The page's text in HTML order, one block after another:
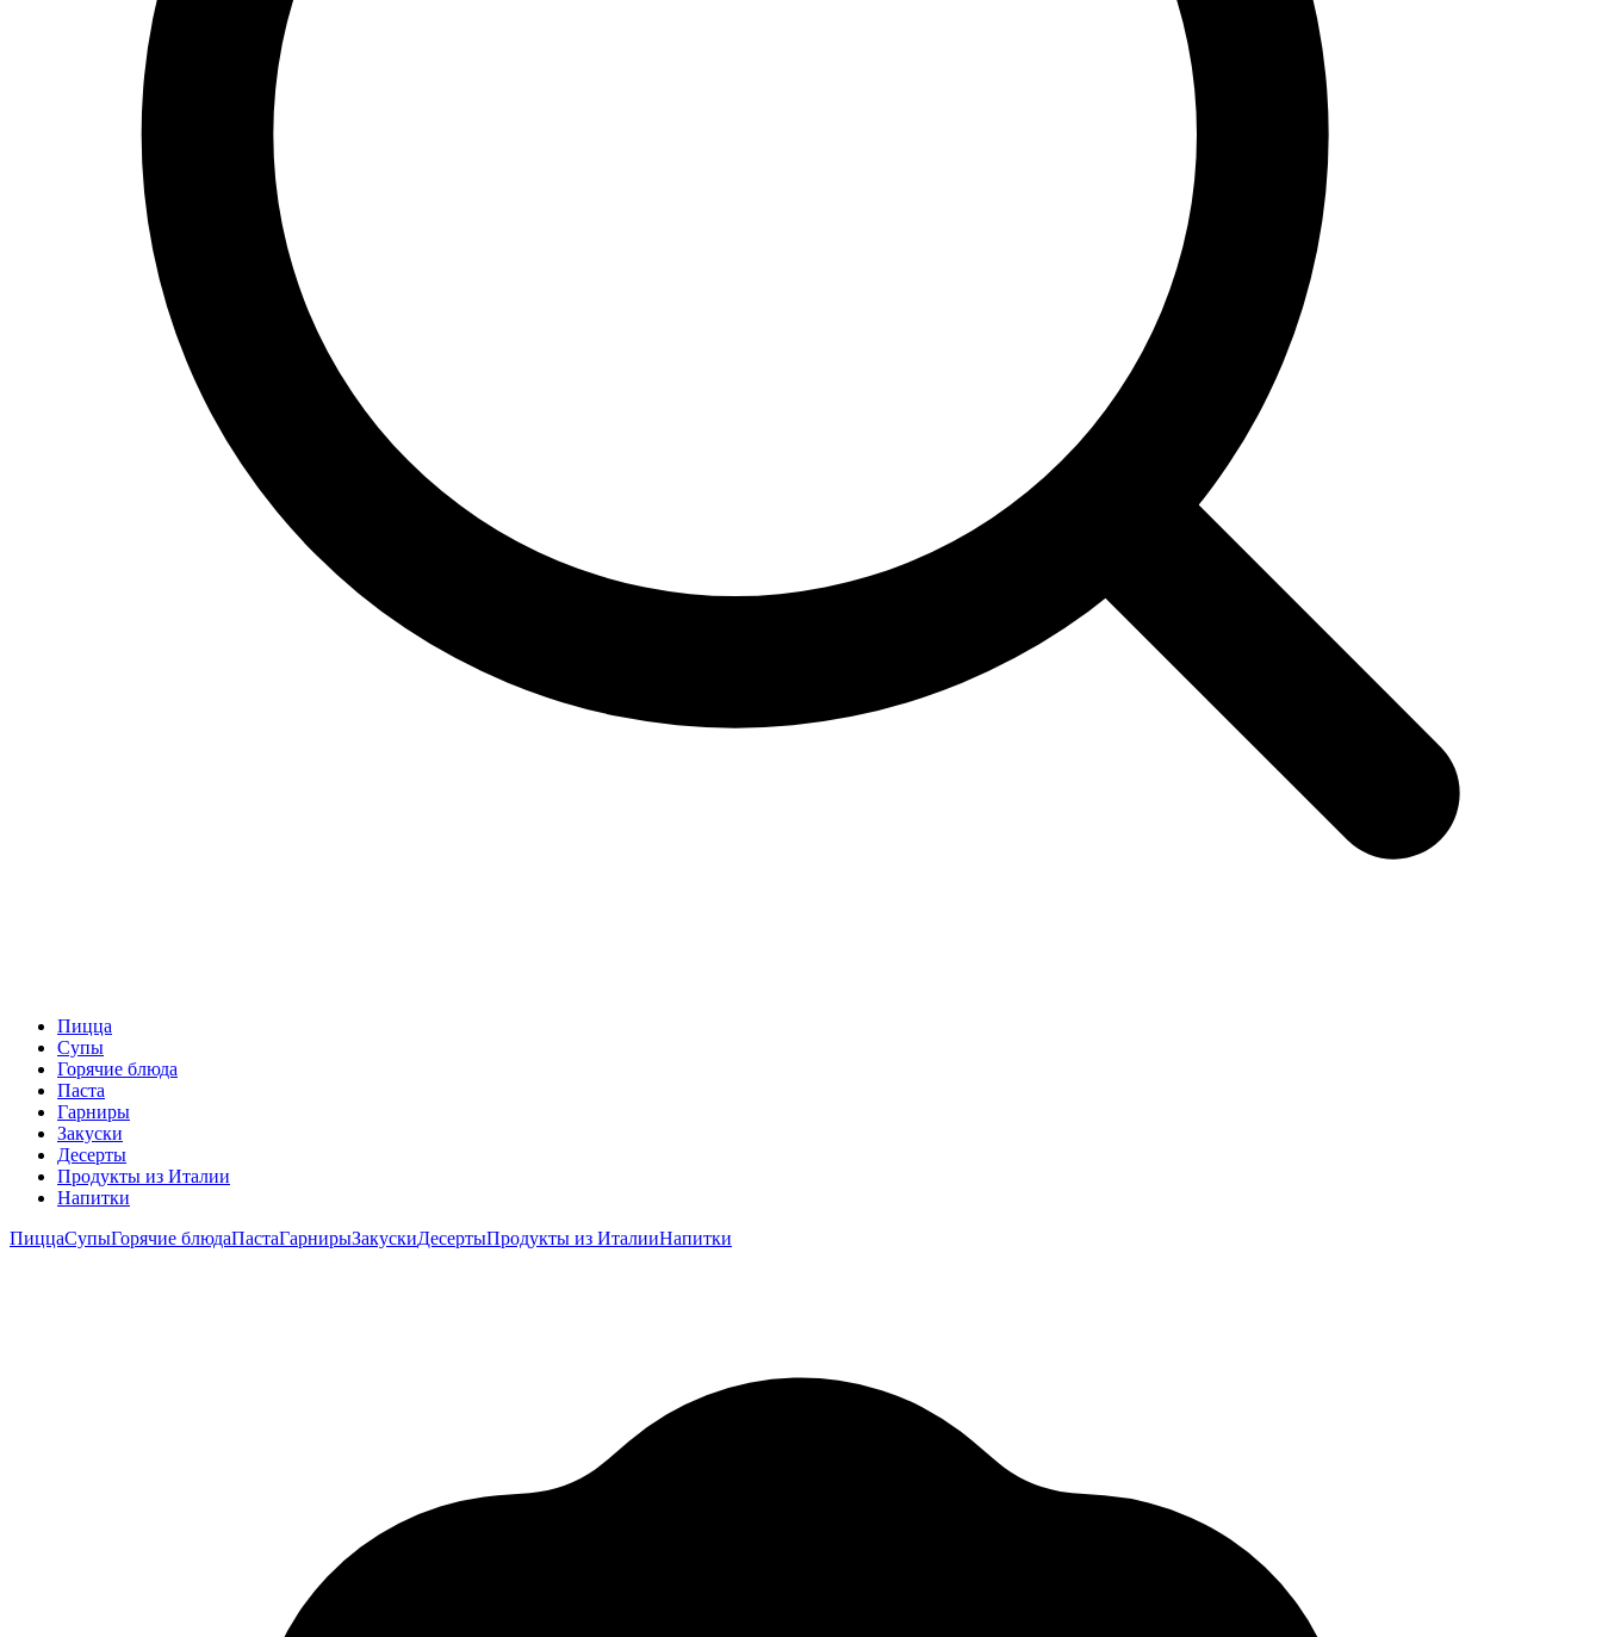
Пицца
Супы
Горячие блюда
Паста
Гарниры
Закуски
Десерты
Продукты из Италии
Напитки
ПиццаСупыГорячие блюдаПастаГарнирыЗакускиДесертыПродукты из ИталииНапитки